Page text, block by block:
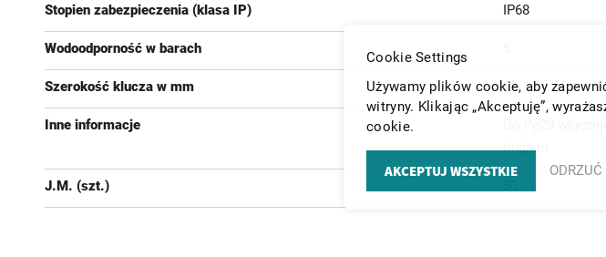
Stopien zabezpieczenia (klasa IP) IP68
Wodoodporność w barach
Szerokość klucza w mm 24
Inne informacje
Do Pg29
ringiem
J.M. (szt.)
Cookie Settings
Używamy plików cookie, aby
witryny. Klikając „Akceptuję”,
cookie.
AKCEPTUJ WSZYSTKIE ODRZUĆ